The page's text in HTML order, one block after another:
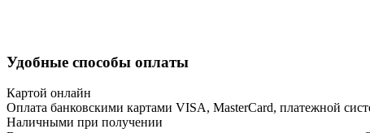
Удобные способы оплаты
Картой онлайн
Оплата банковскими картами VISA, MasterCard, платежной
Наличными при получении